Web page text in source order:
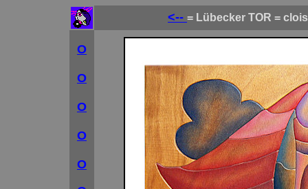
<-- = Lübecker TOR =
O
O
O
O
O